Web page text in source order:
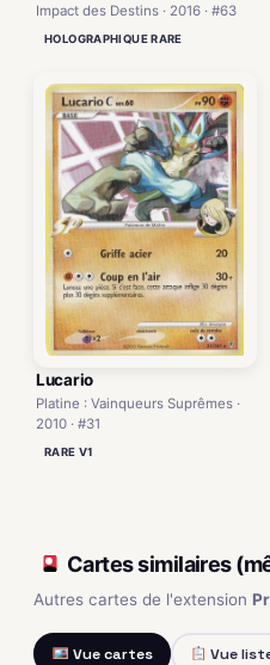
Impact des Destins · 2016 · #63
HOLOGRAPHIQUE RARE
Lucario
Platine : Vainqueurs Suprêmes ·
2010 · #31
RARE V1
Cartes similaires
Autres cartes de l'extension
Vue cartes Vue